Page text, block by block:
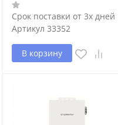
Срок поставки от 3х дней
Артикул 33352
В корзину